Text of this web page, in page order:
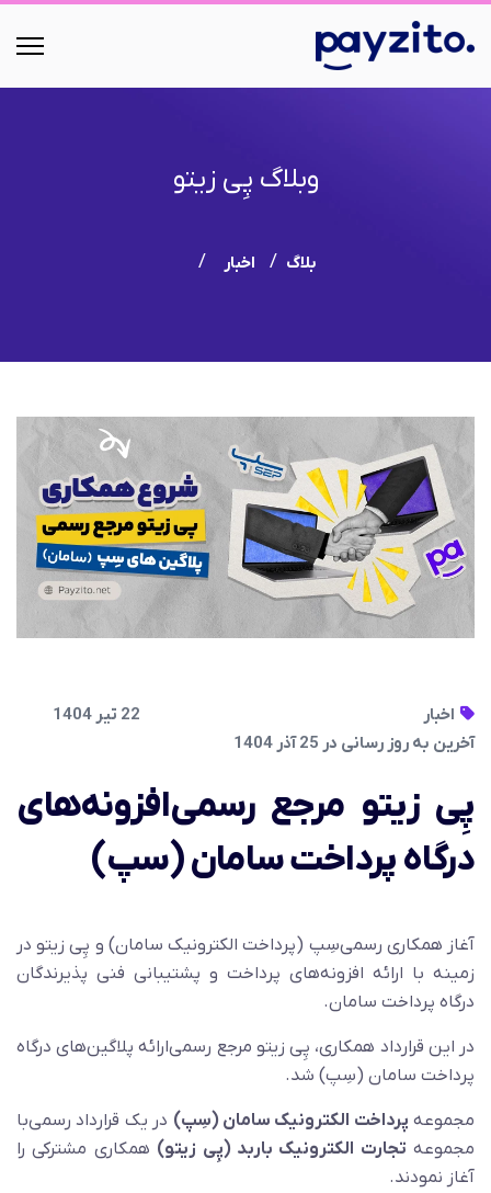
وبلاگ پِی زیتو
بلاگ اخبار
اخبار
22 تیر 1404
آخرین به روز رسانی در 25 آذر 1404
پِی زیتو مرجع رسمی‌افزونه‌های
درگاه پرداخت سامان (سپ)
آغاز همکاری رسمی‌سِپ (پرداخت الکترونیک سامان) و پِی زیتو در
زمینه با ارائه افزونه‌های پرداخت و پشتیبانی فنی پذیرندگان
درگاه پرداخت سامان.
در این قرارداد همکاری، پِی زیتو مرجع رسمی‌ارائه پلاگین‌های درگاه
پرداخت سامان (سِپ) شد.
مجموعه پرداخت الکترونیک سامان (سِپ) در یک قرارداد رسمی‌با
مجموعه تجارت الکترونیک باربد (پِی زیتو) همکاری مشترکی را
آغاز نمودند.